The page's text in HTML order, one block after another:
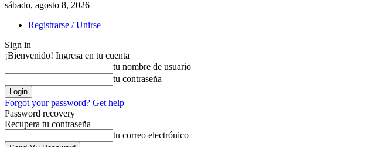
sábado, agosto 8, 2026
Registrarse / Unirse
Sign in
¡Bienvenido! Ingresa en tu cuenta
tu nombre de usuario
tu contraseña
Forgot your password? Get help
Password recovery
Recupera tu contraseña
tu correo electrónico